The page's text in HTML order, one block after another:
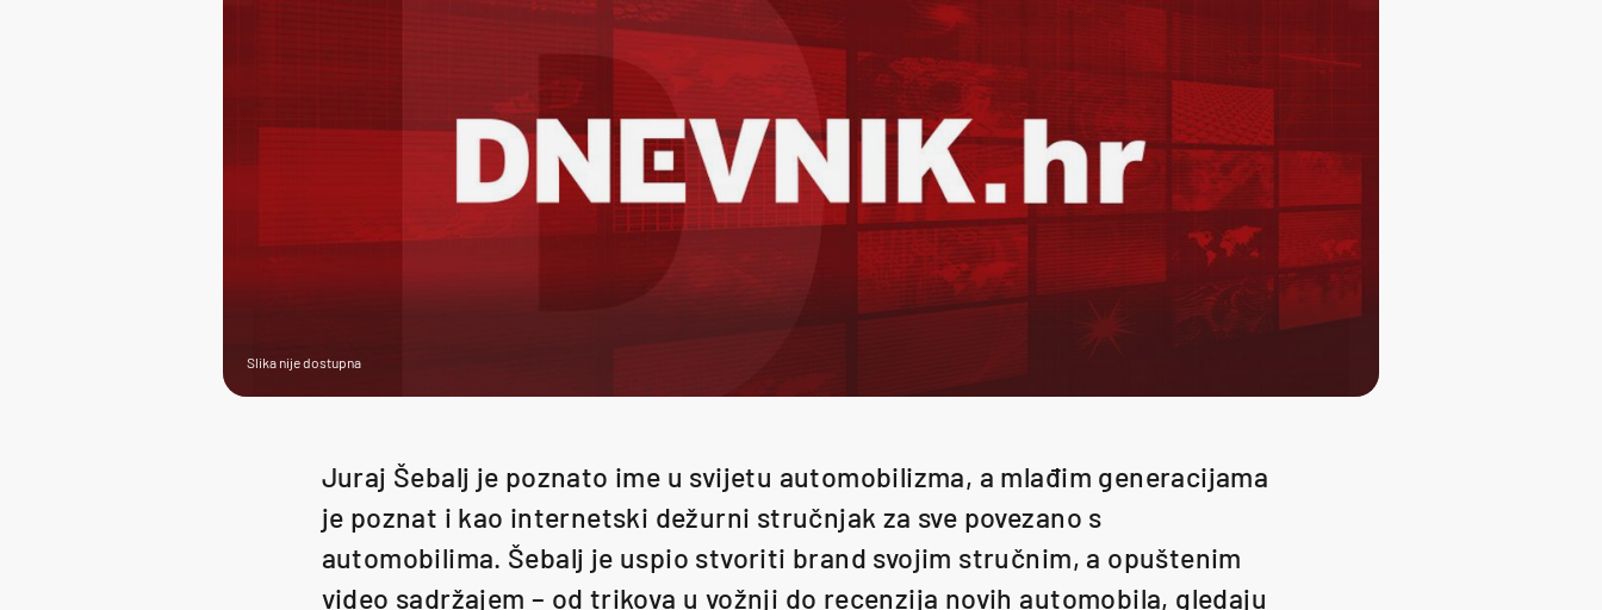
Slika nije dostupna
Juraj Šebalj je poznato ime u svijetu automobilizma, a mlađim generacijama
je poznat i kao internetski dežurni stručnjak za sve povezano s
automobilima. Šebalj je uspio stvoriti brand svojim stručnim, a opuštenim
video sadržajem – od trikova u vožnji do recenzija novih automobila, gledaju